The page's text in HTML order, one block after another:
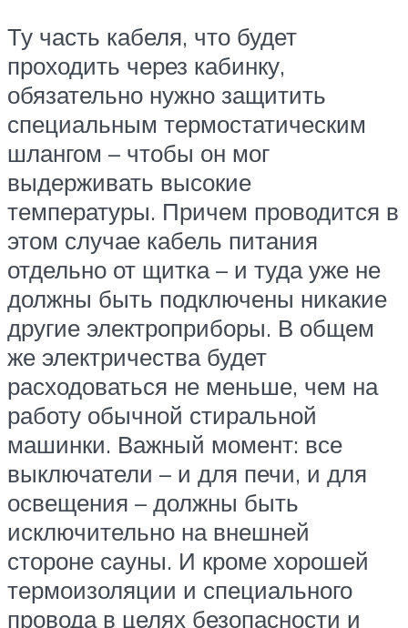
Ту часть кабеля, что будет
проходить через кабинку,
обязательно нужно защитить
специальным термостатическим
шлангом – чтобы он мог
выдерживать высокие
температуры. Причем проводится в
этом случае кабель питания
отдельно от щитка – и туда уже не
должны быть подключены никакие
другие электроприборы. В общем
же электричества будет
расходоваться не меньше, чем на
работу обычной стиральной
машинки. Важный момент: все
выключатели – и для печи, и для
освещения – должны быть
исключительно на внешней
стороне сауны. И кроме хорошей
термоизоляции и специального
провода в целях безопасности и